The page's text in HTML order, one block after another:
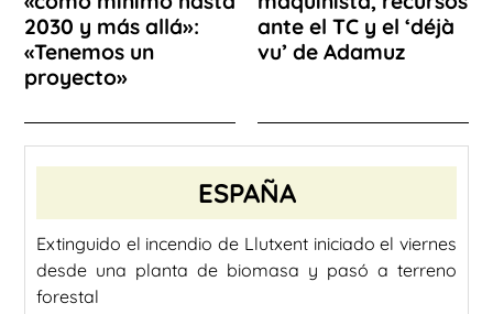
2030 y más allá»:
«Tenemos un
proyecto»
ante el TC y el ‘déjà
vu’ de Adamuz
ESPAÑA
Extinguido el incendio de Llutxent iniciado el viernes
desde una planta de biomasa y pasó a terreno
forestal